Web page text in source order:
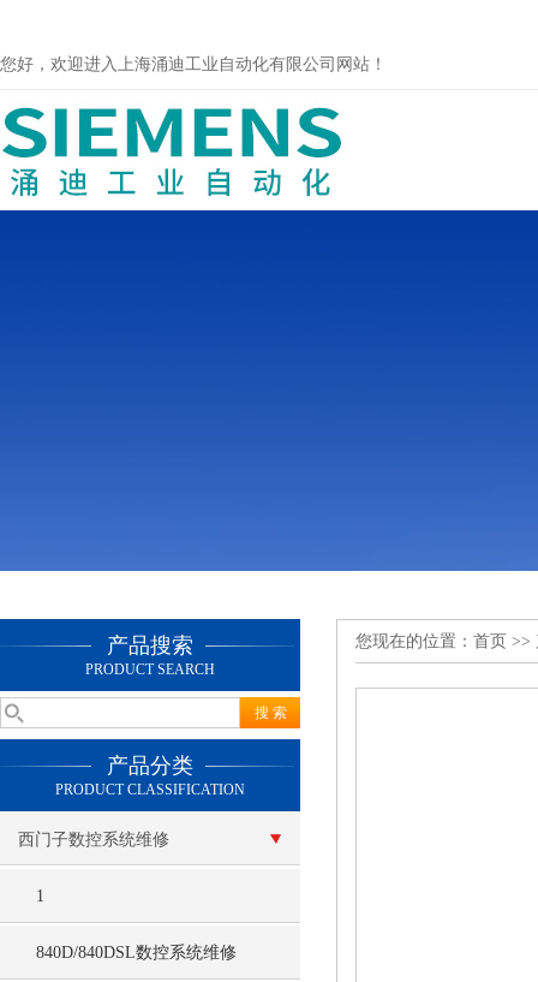
您好，欢迎进入上海涌迪工业自动化有限公司网站！
产品搜索
PRODUCT SEARCH
产品分类
PRODUCT CLASSIFICATION
西门子数控系统维修
1
840D/840DSL数控系统维修
您现在的位置： 首页 >>